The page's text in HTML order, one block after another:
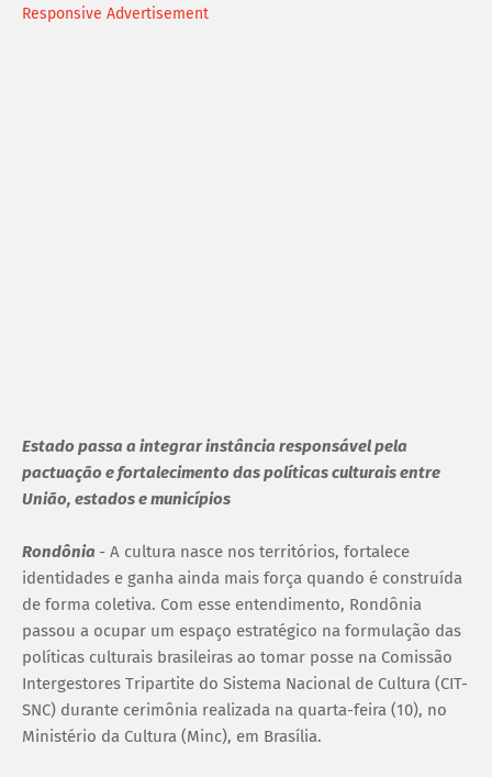
Responsive Advertisement
Estado passa a integrar instância responsável pela
pactuação e fortalecimento das políticas culturais entre
União, estados e municípios
Rondônia - A cultura nasce nos territórios, fortalece
identidades e ganha ainda mais força quando é construída
de forma coletiva. Com esse entendimento, Rondônia
passou a ocupar um espaço estratégico na formulação das
políticas culturais brasileiras ao tomar posse na Comissão
Intergestores Tripartite do Sistema Nacional de Cultura (CIT-
SNC) durante cerimônia realizada na quarta-feira (10), no
Ministério da Cultura (Minc), em Brasília.